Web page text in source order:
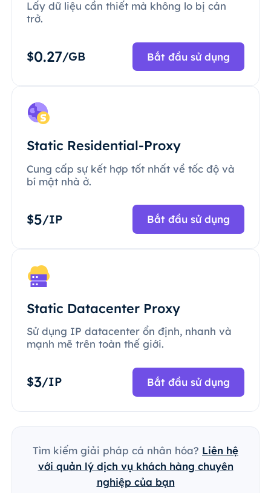
Lấy dữ liệu cần thiết mà không lo bị cản
trở.
$0.27/GB Bắt đầu sử dụng
Static Residential-Proxy
Cung cấp sự kết hợp tốt nhất về tốc độ và
bí mật nhà ở.
$5/IP Bắt đầu sử dụng
Static Datacenter Proxy
Sử dụng IP datacenter ổn định, nhanh và
mạnh mẽ trên toàn thế giới.
$3/IP Bắt đầu sử dụng
Tìm kiếm giải pháp cá nhân hóa? Liên hệ
với quản lý dịch vụ khách hàng chuyên
nghiệp của bạn